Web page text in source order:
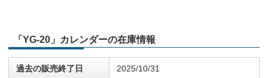
「YG-20」カレンダーの在庫情報
過去の販売終了日 2025/10/31